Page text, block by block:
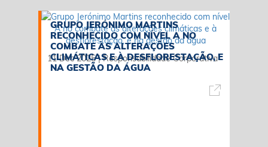
11 Dec 2025|Responsabilidade Corporativa
GRUPO JERÓNIMO MARTINS
RECONHECIDO COM NÍVEL A NO
COMBATE ÀS ALTERAÇÕES
CLIMÁTICAS E À DESFLORESTAÇÃO, E
NA GESTÃO DA ÁGUA